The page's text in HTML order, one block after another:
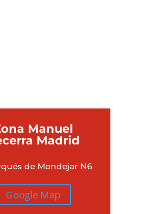
Manuel
Madrid
de Mondejar N6
Google Map